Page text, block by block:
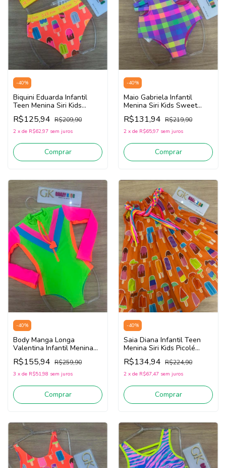
-40%
Biquini Eduarda Infantil
Teen Menina Siri Kids
Picolé 40174 (Laranja)
R$125,94 R$209,90
2 x de R$62,97 sem juros
Comprar
-40%
Maio Gabriela Infantil
Menina Siri Kids Sweet
Color 40122 (Rosa/Azul)
R$131,94 R$219,90
2 x de R$65,97 sem juros
Comprar
-40%
Body Manga Longa
Valentina Infantil Menina
Siri Kids Happy Flower
40296 (Verde/Pink)
R$155,94 R$259,90
3 x de R$51,98 sem juros
Comprar
-40%
Saia Diana Infantil Teen
Menina Siri Kids Picolé
40050 (Laranja)
R$134,94 R$224,90
2 x de R$67,47 sem juros
Comprar